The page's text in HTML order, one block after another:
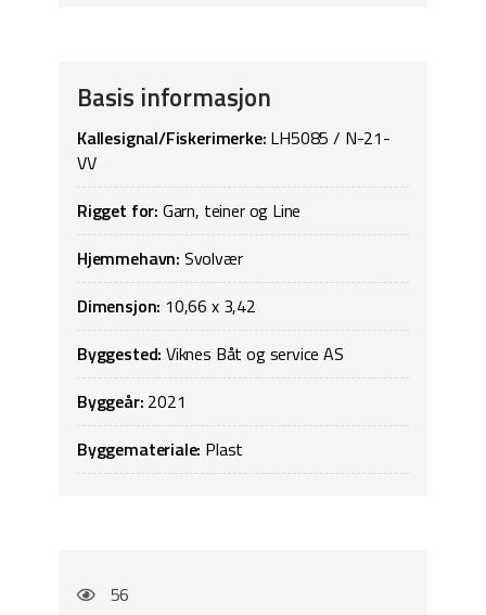
Basis informasjon
Kallesignal/Fiskerimerke: LH5085 / N-21-
VV
Rigget for: Garn, teiner og Line
Hjemmehavn: Svolvær
Dimensjon: 10,66 x 3,42
Byggested:Viknes Båt og service AS
Byggeår: 2021
Byggemateriale: Plast
56